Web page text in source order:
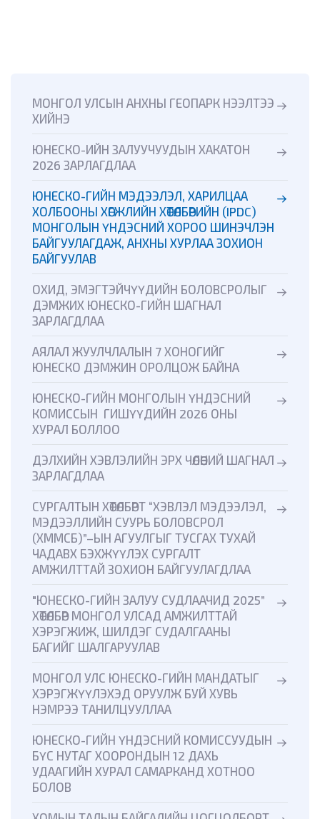
МОНГОЛ УЛСЫН АНХНЫ ГЕОПАРК НЭЭЛТЭЭ
ХИЙНЭ
ЮНЕСКО-ИЙН ЗАЛУУЧУУДЫН ХАКАТОН
2026 ЗАРЛАГДЛАА
ЮНЕСКО-ГИЙН МЭДЭЭЛЭЛ, ХАРИЛЦАА
ХОЛБООНЫ ХӨГЖЛИЙН ХӨТӨЛБӨРИЙН (IPDC)
МОНГОЛЫН ҮНДЭСНИЙ ХОРОО ШИНЭЧЛЭН
БАЙГУУЛАГДАЖ, АНХНЫ ХУРЛАА ЗОХИОН
БАЙГУУЛАВ
ОХИД, ЭМЭГТЭЙЧҮҮДИЙН БОЛОВСРОЛЫГ
ДЭМЖИХ ЮНЕСКО-ГИЙН ШАГНАЛ
ЗАРЛАГДЛАА
АЯЛАЛ ЖУУЛЧЛАЛЫН 7 ХОНОГИЙГ
ЮНЕСКО ДЭМЖИН ОРОЛЦОЖ БАЙНА
ЮНЕСКО-ГИЙН МОНГОЛЫН ҮНДЭСНИЙ
КОМИССЫН ГИШҮҮДИЙН 2026 ОНЫ
ХУРАЛ БОЛЛОО
ДЭЛХИЙН ХЭВЛЭЛИЙН ЭРХ ЧӨЛӨӨНИЙ ШАГНАЛ
ЗАРЛАГДЛАА
СУРГАЛТЫН ХӨТӨЛБӨРТ “ХЭВЛЭЛ МЭДЭЭЛЭЛ,
МЭДЭЭЛЛИЙН СУУРЬ БОЛОВСРОЛ
(ХММСБ)”–ЫН АГУУЛГЫГ ТУСГАХ ТУХАЙ
ЧАДАВХ БЭХЖҮҮЛЭХ СУРГАЛТ
АМЖИЛТТАЙ ЗОХИОН БАЙГУУЛАГДЛАА
"ЮНЕСКО-ГИЙН ЗАЛУУ СУДЛААЧИД 2025”
ХӨТӨЛБӨР МОНГОЛ УЛСАД АМЖИЛТТАЙ
ХЭРЭГЖИЖ, ШИЛДЭГ СУДАЛГААНЫ
БАГИЙГ ШАЛГАРУУЛАВ
МОНГОЛ УЛС ЮНЕСКО-ГИЙН МАНДАТЫГ
ХЭРЭГЖҮҮЛЭХЭД ОРУУЛЖ БУЙ ХУВЬ
НЭМРЭЭ ТАНИЛЦУУЛЛАА
ЮНЕСКО-ГИЙН ҮНДЭСНИЙ КОМИССУУДЫН
БҮС НУТАГ ХООРОНДЫН 12 ДАХЬ
УДААГИЙН ХУРАЛ САМАРКАНД ХОТНОО
БОЛОВ